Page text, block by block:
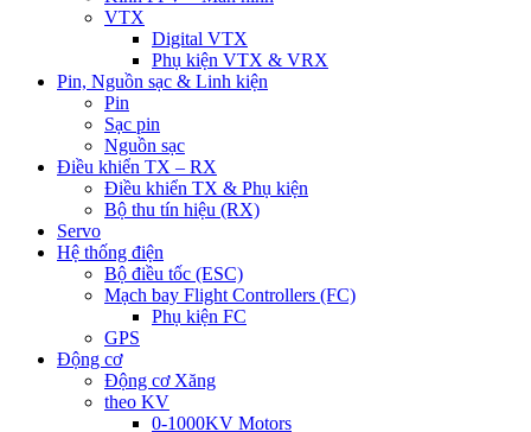
VTX
Digital VTX
Phụ kiện VTX & VRX
Pin, Nguồn sạc & Linh kiện
Pin
Sạc pin
Nguồn sạc
Điều khiển TX – RX
Điều khiển TX & Phụ kiện
Bộ thu tín hiệu (RX)
Servo
Hệ thống điện
Bộ điều tốc (ESC)
Mạch bay Flight Controllers (FC)
Phụ kiện FC
GPS
Động cơ
Động cơ Xăng
theo KV
0-1000KV Motors